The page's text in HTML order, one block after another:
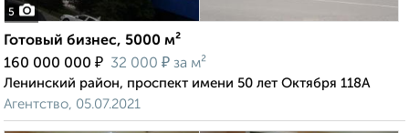
5
Готовый бизнес, 5000 м²
160 000 000 ₽ 32 000 ₽ за м²
Ленинский район, проспект имени 50 лет Октября 118А
Агентство, 05.07.2021